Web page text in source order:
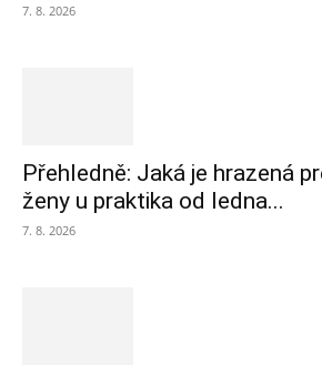
7. 8. 2026
Přehledně: Jaká je hrazená
ženy u praktika od ledna...
7. 8. 2026